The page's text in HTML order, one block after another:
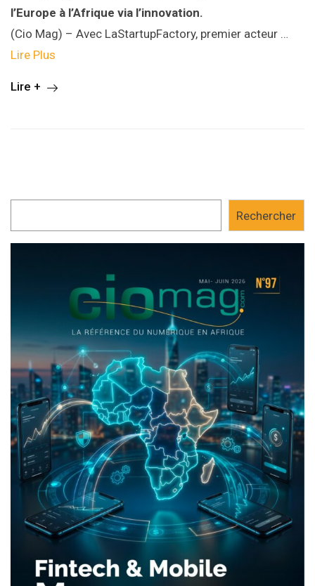
l’Europe à l’Afrique via l’innovation.
(Cio Mag) – Avec LaStartupFactory, premier acteur …
Lire Plus
Lire +
Rechercher